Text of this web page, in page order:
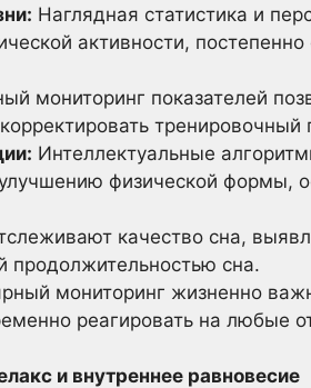
Наглядная статистика и
активности,
мониторинг показателей
тренировочный
Интеллектуальные
физической формы,
качество сна,
продолжительностью сна.
мониторинг жизненно
реагировать на любые
и внутреннее равновесие